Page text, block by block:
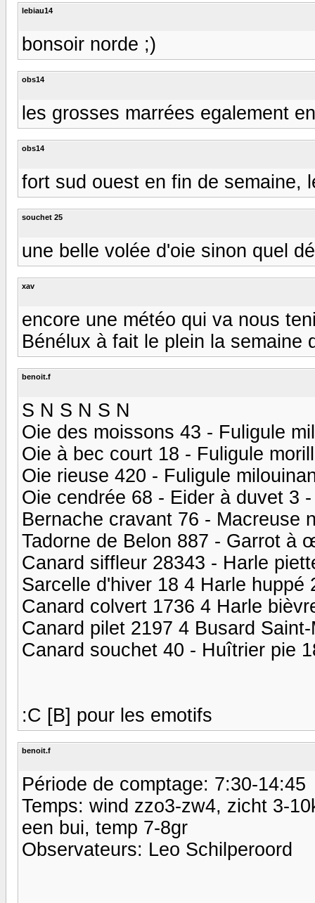
lebiau14
bonsoir norde ;)
obs14
les grosses marrées egalement
obs14
fort sud ouest en fin de semaine,
souchet 25
une belle volée d'oie sinon quel
xav
encore une météo qui va nous
Bénélux à fait le plein la semaine
benoit.f
S N S N S N
Oie des moissons 43 - Fuligule
Oie à bec court 18 - Fuligule
Oie rieuse 420 - Fuligule
Oie cendrée 68 - Eider à duvet 3
Bernache cravant 76 - Macreuse
Tadorne de Belon 887 - Garrot à
Canard siffleur 28343 - Harle
Sarcelle d'hiver 18 4 Harle huppé
Canard colvert 1736 4 Harle
Canard pilet 2197 4 Busard
Canard souchet 40 - Huîtrier pie
:C [B] pour les emotifs
benoit.f
Période de comptage: 7:30-14:45
Temps: wind zzo3-zw4, zicht 3-
een bui, temp 7-8gr
Observateurs: Leo Schilperoord